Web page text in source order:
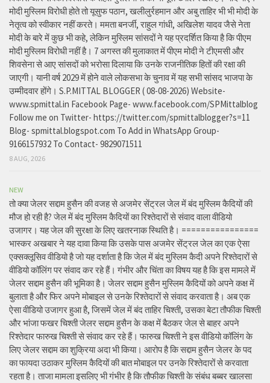
मोदी मुस्लिम विरोधी होते तो यूसुफ पठान, खलीलुर्रहमान और अबु ताहिर भी भी मोदी के
नेतृत्व को स्वीकार नहीं करते। ममता बनर्जी, राहुल गांधी, अखिलेश यादव जैसे नेता
मोदी के बारे में कुछ भी कहे, लेकिन मुस्लिम सांसदों ने यह प्रदर्शित किया है कि पीएम
मोदी मुस्लिम विरोधी नहीं है। 7 अगस्त की मुलाकात में पीएम मोदी ने टीएमसी और
शिवसेना से आए सांसदों को भरोसा दिलाया कि उनके राजनीतिक हितों की रक्षा की
जाएगी। यानी वर्ष 2029 में होने वाले लोकसभा के चुनाव में यह सभी सांसद भाजपा के
उम्मीदवार होंगे। S.P.MITTAL BLOGGER ( 08-08-2026) Website-
www.spmittal.in Facebook Page- www.facebook.com/SPMittalblog
Follow me on Twitter- https://twitter.com/spmittalblogger?s=11
Blog- spmittal.blogspot.com To Add in WhatsApp Group-
9166157932 To Contact- 9829071511
8 AUG, 2026
NEW
तो क्या जेलर सद्दाम हुसैन की वजह से अजमेर सेंट्रल जेल में बंद मुस्लिम कैदियों की
मौज हो रही है? जेल में बंद मुस्लिम कैदियों का रिश्तेदारों से संवाद वाला वीडियो
उजागर। यह जेल की सुरक्षा के लिए खतरनाक स्थिति है। ================
भास्कर अखबार ने यह दावा किया कि उसके पास अजमेर सेंट्रल जेल का एक ऐसा
एक्सक्लूसिव वीडियो है जो यह दर्शाता है कि जेल में बंद मुस्लिम कैदी अपने रिश्तेदारों से
वीडियो कॉलिंग पर संवाद कर रहे हैं। गंभीर और चिंता का विषय यह है कि इस मामले में
जेलर सद्दाम हुसैन की भूमिका है। जेलर सद्दाम हुसैन मुस्लिम कैदियों को अपने कक्ष में
बुलाता है और फिर अपने मोबाइल से उनके रिश्तेदारों से संवाद करवाता है। अब एक
ऐसा वीडियो उजागर हुआ है, जिसमें जेल में बंद ताहिर चिश्ती, उसका बेटा तौफीक चिश्ती
और भांजा फखर चिश्ती जेलर सद्दाम हुसैन के कक्ष में बैठकर जेल से बाहर अपने
रिश्तेदार फारुख चिश्ती से संवाद कर रहे हैं। फारुख चिश्ती ने इस वीडियो कॉलिंग के
लिए जेलर सद्दाम का शुक्रिया अदा भी किया। आरोप है कि सद्दाम हुसैन जेलर के पद
का फायदा उठाकर मुस्लिम कैदियों की बात मोबाइल पर उनके रिश्तेदारों से करवाता
रहता है। ताजा मामला इसलिए भी गंभीर है कि तौफीक चिश्ती के संबंध बब्बर खालसा